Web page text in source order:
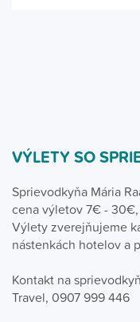
VÝLETY SO
Sprievodkyňa Mária
cena výletov 7€ -
Výlety zverejňujeme
nástenkách hotelov a
Kontakt na
Travel, 0907 999 446